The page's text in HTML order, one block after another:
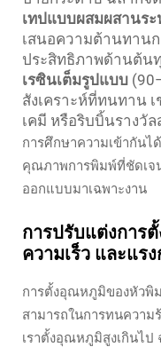
เทปแบบผสมผสานร
เสนอความต้านทาน
ประสิทธิภาพด้านต้น
เรซินเต็มรูปแบบ
สังเคราะห์ที่ทนทาน
เคมี หรือริบบิ้นรางวั
การศึกษาความเข้ากันไ
คุณภาพการพิมพ์ที่ชัดเจ
ออกแบบมาเฉพาะงาน
การปรับแต่งการ
ความเร็ว และแร
การตั้งอุณหภูมิของหัวพิ
สามารถในการทนควา
เราตั้งอุณหภูมิสูงเกินไ